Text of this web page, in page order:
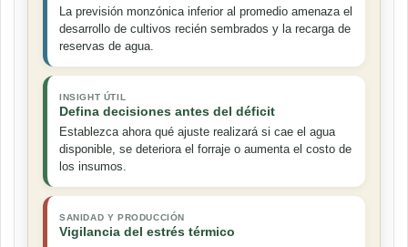
La previsión monzónica inferior al promedio amenaza el
desarrollo de cultivos recién sembrados y la recarga de
reservas de agua.
INSIGHT ÚTIL
Defina decisiones antes del déficit
Establezca ahora qué ajuste realizará si cae el agua
disponible, se deteriora el forraje o aumenta el costo de
los insumos.
SANIDAD Y PRODUCCIÓN
Vigilancia del estrés térmico